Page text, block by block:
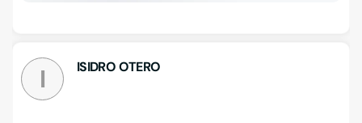
I ISIDRO OTERO